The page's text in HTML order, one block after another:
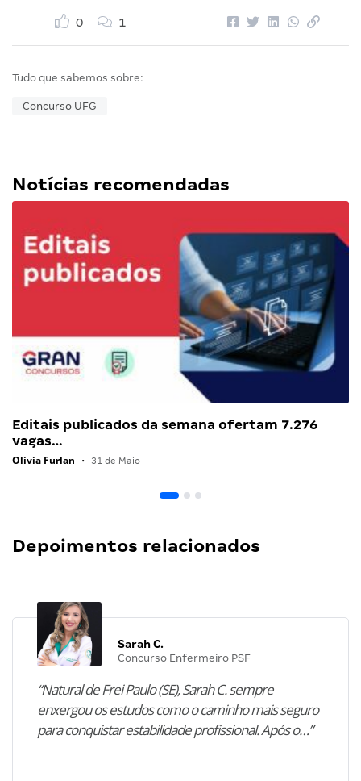
0 1
Tudo que sabemos sobre:
Concurso UFG
Notícias recomendadas
Editais publicados da semana ofertam 7.276
vagas…
Olivia Furlan • 31 de Maio
Depoimentos relacionados
Sarah C.
Concurso Enfermeiro PSF
“Natural de Frei Paulo (SE), Sarah C. sempre
enxergou os estudos como o caminho mais seguro
para conquistar estabilidade profissional. Após o…”